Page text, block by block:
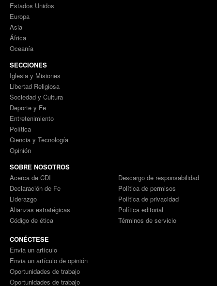
Estados Unidos
Europa
Asia
África
Oceanía
SECCIONES
Iglesia y Misiones
Libertad Religiosa
Sociedad y Cultura
Deporte y Fe
Entretenimiento
Política
Ciencia y Tecnología
Opinión
SOBRE NOSOTROS
Acerca de CDI
Declaración de Fe
Liderazgo
Alianzas estratégicas
Código de ética
Descargo de responsabilidad
Política de permisos
Política de privacidad
Política editorial
Términos de servicio
CONÉCTESE
Envia un artículo
Envia un artículo de opinión
Oportunidades de trabajo
Oportunidades de trabajo